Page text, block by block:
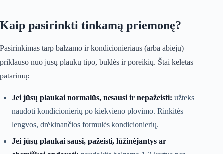
Kaip pasirinkti tinkamą priemonę?
Pasirinkimas tarp balzamo ir kondicionieriaus (arba abiejų)
priklauso nuo jūsų plaukų tipo, būklės ir poreikių. Štai keletas
patarimų:
Jei jūsų plaukai normalūs, nesausi ir nepažeisti: užteks
naudoti kondicionierių po kiekvieno plovimo. Rinkitės
lengvos, drėkinančios formulės kondicionierių.
Jei jūsų plaukai sausi, pažeisti, lūžinėjantys ar